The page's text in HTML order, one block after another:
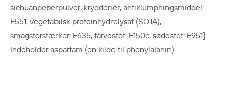
sichuanpeberpulver, krydderier, antiklumpningsmiddel:
E551, vegetabilsk proteinhydrolysat (SOJA),
smagsforstærker: E635, farvestof: E150c, sødestof: E951].
Indeholder aspartam (en kilde til phenylalanin).